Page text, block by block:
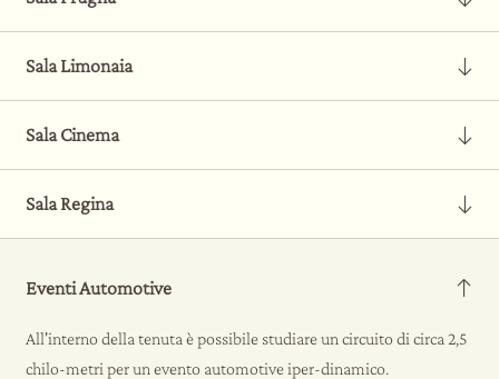
Sala Limonaia
Sala Cinema
Sala Regina
Eventi Automotive
All'interno della tenuta è possibile studiare un circuito di circa 2,5
chilo-metri per un evento automotive iper-dinamico.